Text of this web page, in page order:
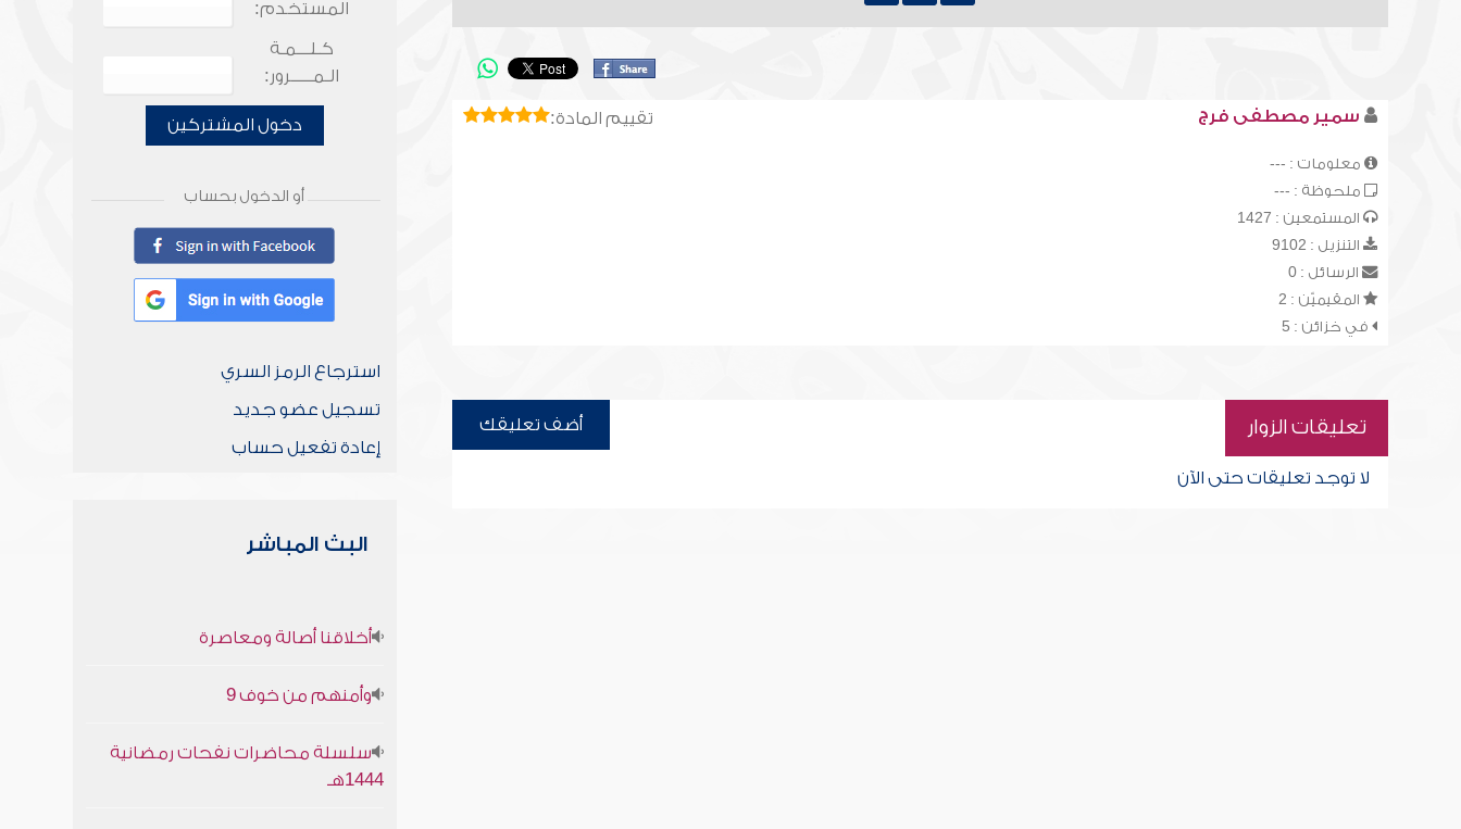
تقييم المادة: سمير مصطفى فرج
معلومات : ---
ملحوظة : ---
المستمعين : 1427
التنزيل : 9102
الرسائل : 0
المقيميّن : 2
في خزائن : 5
تعليقات الزوار أضف تعليقك
لا توجد تعليقات حتى الآن
المستخدم:
كـلـــمـة
الـمـــــرور:
دخول المشتركين
أو الدخول بحساب
استرجاع الرمز السري
تسجيل عضو جديد
إعادة تفعيل حساب
البث المباشر
أخلاقنا أصالة ومعاصرة
وأمنهم من خوف 9
سلسلة محاضرات نفحات رمضانية
1444هـ